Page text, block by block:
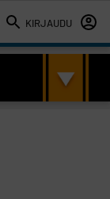
KIRJAUDU